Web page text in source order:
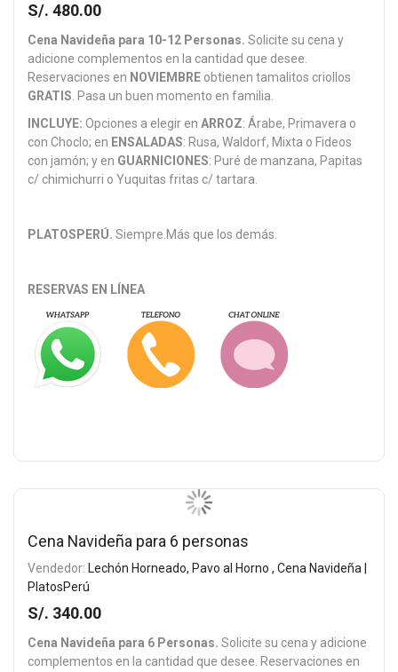
S/. 480.00
Cena Navideña para 10-12 Personas. Solicite su cena y
adicione complementos en la cantidad que desee.
Reservaciones en NOVIEMBRE obtienen tamalitos criollos
GRATIS . Pasa un buen momento en familia.
INCLUYE: Opciones a elegir en ARROZ: Árabe, Primavera o
con Choclo; en ENSALADAS: Rusa, Waldorf, Mixta o Fideos
con jamón; y en GUARNICIONES: Puré de manzana, Papitas
c/ chimichurri o Yuquitas fritas c/ tartara.
PLATOSPERÚ. Siempre.Más que los demás.
RESERVAS EN LÍNEA
Cena Navideña para 6 personas
Vendedor: Lechón Horneado, Pavo al Horno , Cena Navideña |
PlatosPerú
S/. 340.00
Cena Navideña para 6 Personas. Solicite su cena y adicione
complementos en la cantidad que desee. Reservaciones en